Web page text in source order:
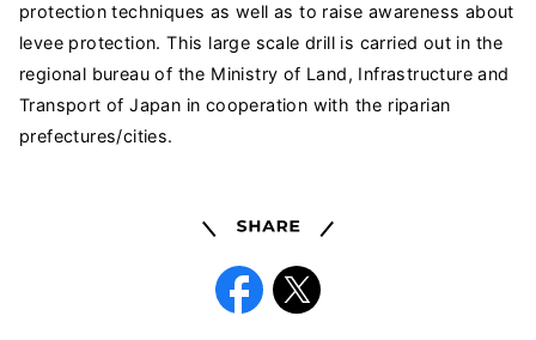
protection techniques as well as to raise awareness about
levee protection. This large scale drill is carried out in the
regional bureau of the Ministry of Land, Infrastructure and
Transport of Japan in cooperation with the riparian
prefectures/cities.
Share